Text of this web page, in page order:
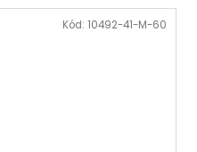
Kód: 10492-41-M-60